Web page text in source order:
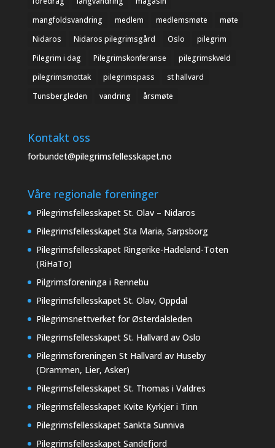
mangfoldsvandring
medlem medlemsmøte
møte
Nidaros
Nidaros pilegrimsgård Oslo
pilegrim
Pilegrim i dag
Pilegrimskonferanse
pilegrimskveld
pilegrimsmottak
pilegrimspass
st hallvard
Tunsbergleden
vandring årsmøte
Kontakt oss
forbundet@pilegrimsfellesskapet.no
Våre regionale foreninger
Pilegrimsfellesskapet St. Olav – Nidaros
Pilegrimsfellesskapet Sta Maria, Sarpsborg
Pilegrimsfellesskapet Ringerike-Hadeland-Toten
(RiHaTo)
Pilgrimsforeninga i Rennebu
Pilegrimsfellesskapet St. Olav, Oppdal
Pilegrimsnettverket for Østerdalsleden
Pilegrimsfellesskapet St. Hallvard av Oslo
Pilegrimsforeningen St Hallvard av Huseby
(Drammen, Lier, Asker)
Pilegrimsfellesskapet St. Thomas i Valdres
Pilegrimsfellesskapet Kvite Kyrkjer i Tinn
Pilegrimsfellesskapet Sankta Sunniva
Pilegrimsfellesskapet Sandefjord